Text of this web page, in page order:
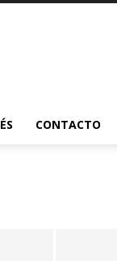
CONTACTO